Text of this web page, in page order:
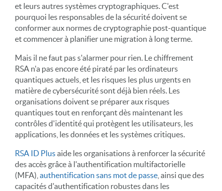
et leurs autres systèmes cryptographiques. C'est
pourquoi les responsables de la sécurité doivent se
conformer aux normes de cryptographie post-quantique
et commencer à planifier une migration à long terme.
Mais il ne faut pas s'alarmer pour rien. Le chiffrement
RSA n'a pas encore été piraté par les ordinateurs
quantiques actuels, et les risques les plus urgents en
matière de cybersécurité sont déjà bien réels. Les
organisations doivent se préparer aux risques
quantiques tout en renforçant dès maintenant les
contrôles d'identité qui protègent les utilisateurs, les
applications, les données et les systèmes critiques.
RSA ID Plusaide les organisations à renforcer la sécurité
des accès grâce à l'authentification multifactorielle
(MFA), authentification sans mot de passe , ainsi que des
capacités d'authentification robustes dans les